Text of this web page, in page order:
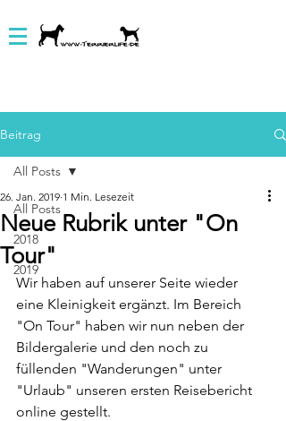
Beitrag
All Posts
2018
2019
All Posts
Neue Rubrik unter "On
Tour"
26. Jan. 2019 1 Min. Lesezeit
Wir haben auf unserer Seite wieder
eine Kleinigkeit ergänzt. Im Bereich
"On Tour" haben wir nun neben der
Bildergalerie und den noch zu
füllenden "Wanderungen" unter
"Urlaub" unseren ersten Reisebericht
online gestellt.